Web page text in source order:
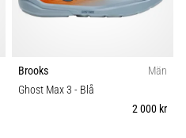
Brooks
Män
Ghost Max 3 - Blå
2 000 kr